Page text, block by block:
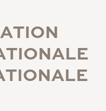
ATION
TIONALE
TIONALE